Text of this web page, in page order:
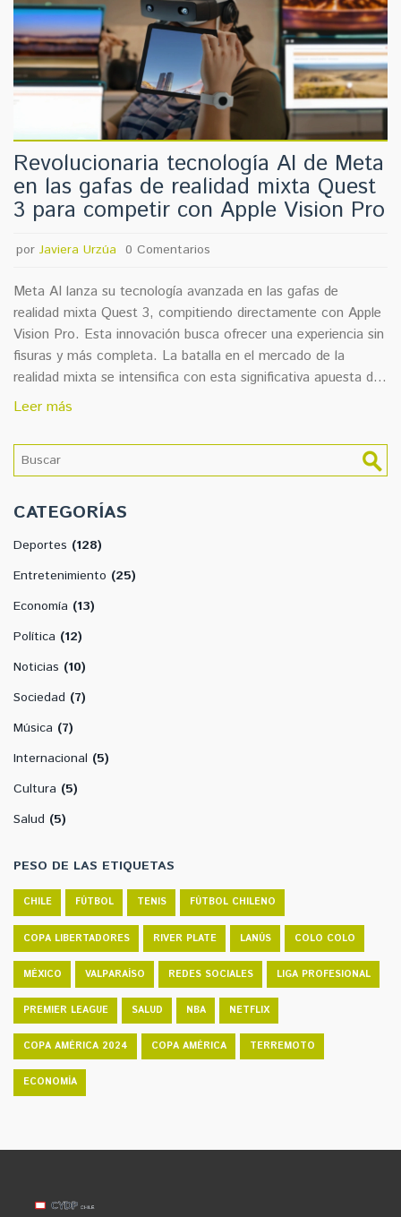
Revolucionaria tecnología AI de Meta
en las gafas de realidad mixta Quest
3 para competir con Apple Vision Pro
por Javiera Urzúa 0 Comentarios
Meta AI lanza su tecnología avanzada en las gafas de
realidad mixta Quest 3, compitiendo directamente con Apple
Vision Pro. Esta innovación busca ofrecer una experiencia sin
fisuras y más completa. La batalla en el mercado de la
realidad mixta se intensifica con esta significativa apuesta de
Meta.
Leer más
CATEGORÍAS
Deportes (128)
Entretenimiento (25)
Economía (13)
Política (12)
Noticias (10)
Sociedad (7)
Música (7)
Internacional (5)
Cultura (5)
Salud (5)
PESO DE LAS ETIQUETAS
CHILE FÚTBOL TENIS FÚTBOL CHILENO
COPA LIBERTADORES RIVER PLATE LANÚS COLO COLO
MÉXICO VALPARAÍSO REDES SOCIALES LIGA PROFESIONAL
PREMIER LEAGUE SALUD NBA NETFLIX
COPA AMÉRICA 2024 COPA AMÉRICA TERREMOTO
ECONOMÍA